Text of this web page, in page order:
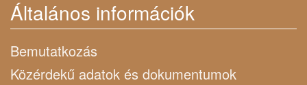
Általános információk
Bemutatkozás
Közérdekű adatok és dokumentumok